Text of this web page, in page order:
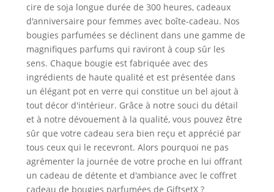
cire de soja longue durée de 300 heures, cadeaux
d'anniversaire pour femmes avec boîte-cadeau. Nos
bougies parfumées se déclinent dans une gamme de
magnifiques parfums qui raviront à coup sûr les
sens. Chaque bougie est fabriquée avec des
ingrédients de haute qualité et est présentée dans
un élégant pot en verre qui constitue un bel ajout à
tout décor d'intérieur. Grâce à notre souci du détail
et à notre dévouement à la qualité, vous pouvez être
sûr que votre cadeau sera bien reçu et apprécié par
tous ceux qui le recevront. Alors pourquoi ne pas
agrémenter la journée de votre proche en lui offrant
un cadeau de détente et d'ambiance avec le coffret
cadeau de bougies parfumées de GiftsetX ?